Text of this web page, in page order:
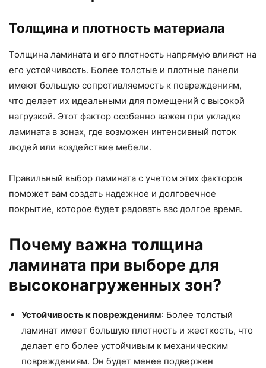
Толщина и плотность материала
Толщина ламината и его плотность напрямую влияют на
его устойчивость. Более толстые и плотные панели
имеют большую сопротивляемость к повреждениям,
что делает их идеальными для помещений с высокой
нагрузкой. Этот фактор особенно важен при укладке
ламината в зонах, где возможен интенсивный поток
людей или воздействие мебели.
Правильный выбор ламината с учетом этих факторов
поможет вам создать надежное и долговечное
покрытие, которое будет радовать вас долгое время.
Почему важна толщина
ламината при выборе для
высоконагруженных зон?
Устойчивость к повреждениям: Более толстый
ламинат имеет большую плотность и жесткость, что
делает его более устойчивым к механическим
повреждениям. Он будет менее подвержен